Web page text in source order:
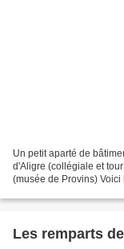
Un petit aparté de
d'Aligre (collégiale et
(musée de Provins)
Les remparts